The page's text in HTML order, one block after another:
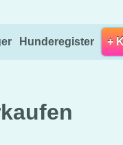
Hunderegister +